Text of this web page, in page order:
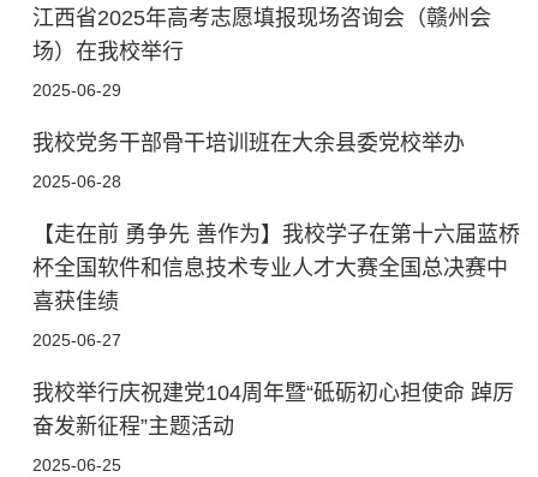
江西省2025年高考志愿填报现场咨询会（赣州会
场）在我校举行
2025-06-29
我校党务干部骨干培训班在大余县委党校举办
2025-06-28
【走在前 勇争先 善作为】我校学子在第十六届蓝桥
杯全国软件和信息技术专业人才大赛全国总决赛中
喜获佳绩
2025-06-27
我校举行庆祝建党104周年暨“砥砺初心担使命 踔厉
奋发新征程”主题活动
2025-06-25